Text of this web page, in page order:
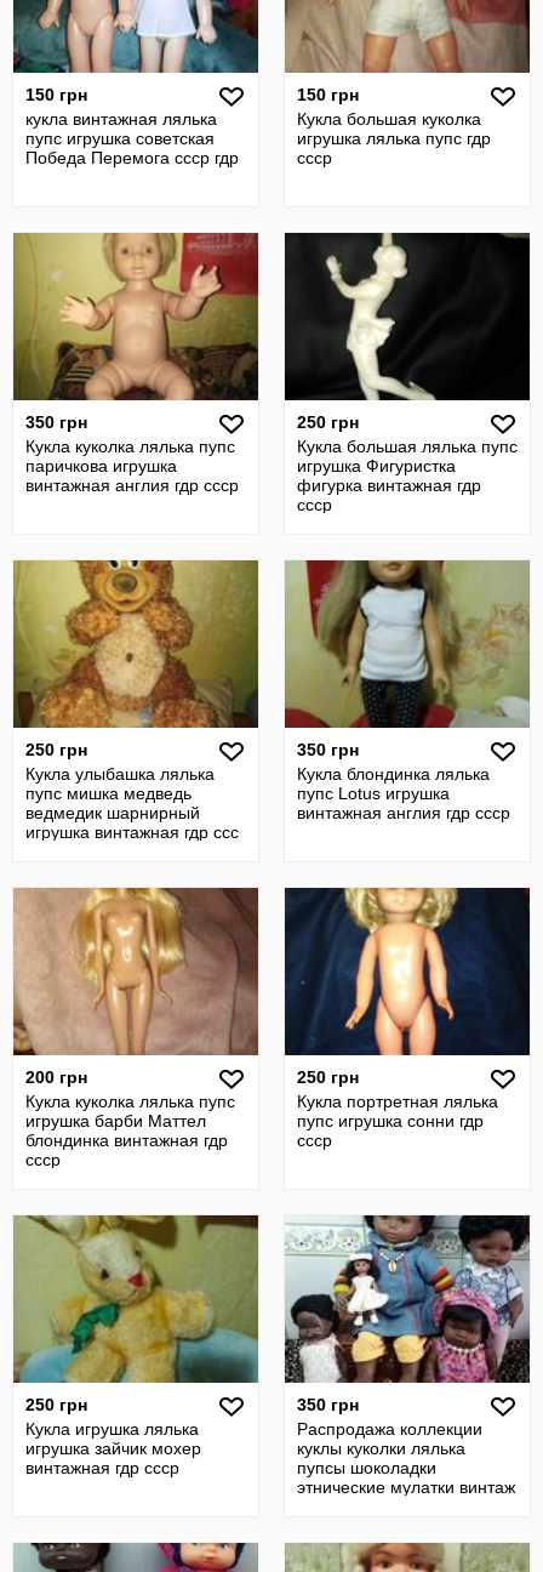
150 грн
кукла винтажная лялька
пупс игрушка советская
Победа Перемога ссср гдр
150 грн
Кукла большая куколка
игрушка лялька пупс гдр
ссср
350 грн
Кукла куколка лялька пупс
паричкова игрушка
винтажная англия гдр ссср
250 грн
Кукла большая лялька пупс
игрушка Фигуристка
фигурка винтажная гдр
ссср
250 грн
Кукла улыбашка лялька
пупс мишка медведь
ведмедик шарнирный
игрушка винтажная гдр ссс
350 грн
Кукла блондинка лялька
пупс Lotus игрушка
винтажная англия гдр ссср
200 грн
Кукла куколка лялька пупс
игрушка барби Маттел
блондинка винтажная гдр
ссср
250 грн
Кукла портретная лялька
пупс игрушка сонни гдр
ссср
250 грн
Кукла игрушка лялька
игрушка зайчик мохер
винтажная гдр ссср
350 грн
Распродажа коллекции
куклы куколки лялька
пупсы шоколадки
этнические мулатки винтаж